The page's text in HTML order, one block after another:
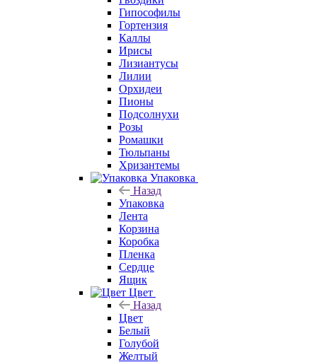
Гипософилы
Гортензия
Каллы
Ирисы
Лизиантусы
Лилии
Орхидеи
Пионы
Подсолнухи
Розы
Ромашки
Тюльпаны
Хризантемы
Упаковка
Назад
Упаковка
Лента
Корзина
Коробка
Пленка
Сердце
Ящик
Цвет
Назад
Цвет
Белый
Голубой
Желтый